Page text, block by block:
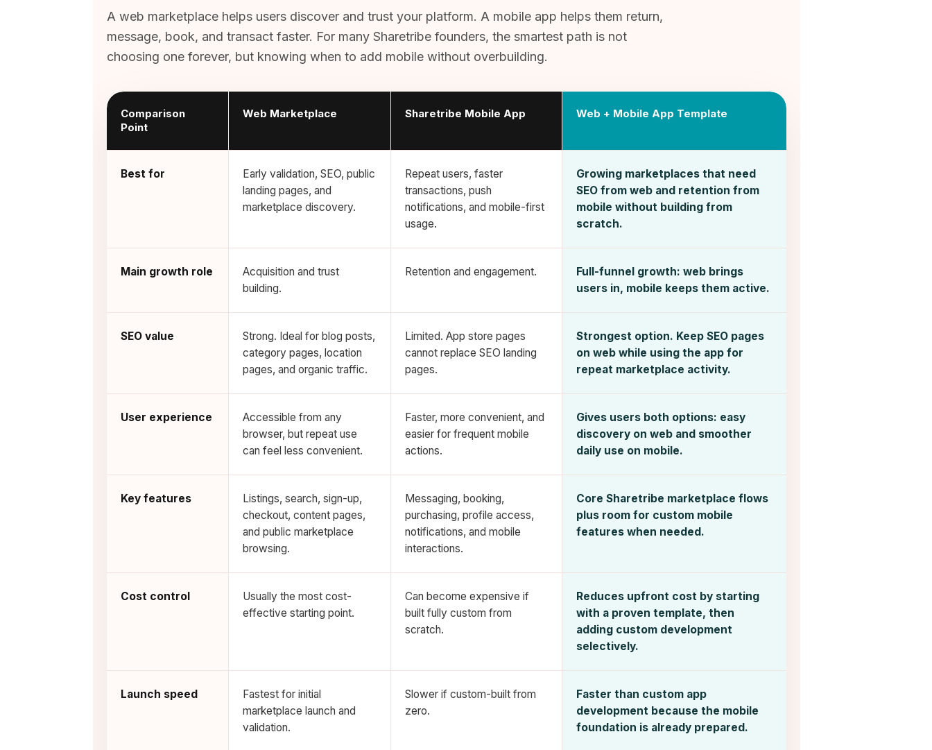
A web marketplace helps users discover and trust your platform. A mobile app helps them return,
message, book, and transact faster. For many Sharetribe founders, the smartest path is not
choosing one forever, but knowing when to add mobile without overbuilding.
Comparison
Point
Web Marketplace Sharetribe Mobile App Web + Mobile App Template
Best for
Early validation, SEO, public
landing pages, and
marketplace discovery.
Repeat users, faster
transactions, push
notifications, and mobile-first
usage.
Growing marketplaces that need
SEO from web and retention from
mobile without building from
scratch.
Main growth role
Acquisition and trust
building.
Retention and engagement.
Full-funnel growth: web brings
users in, mobile keeps them active.
SEO value
Strong. Ideal for blog posts,
category pages, location
pages, and organic traffic.
Limited. App store pages
cannot replace SEO landing
pages.
Strongest option. Keep SEO pages
on web while using the app for
repeat marketplace activity.
User experience
Accessible from any
browser, but repeat use
can feel less convenient.
Faster, more convenient, and
easier for frequent mobile
actions.
Gives users both options: easy
discovery on web and smoother
daily use on mobile.
Key features
Listings, search, sign-up,
checkout, content pages,
and public marketplace
browsing.
Messaging, booking,
purchasing, profile access,
notifications, and mobile
interactions.
Core Sharetribe marketplace flows
plus room for custom mobile
features when needed.
Cost control
Usually the most cost-
effective starting point.
Can become expensive if
built fully custom from
scratch.
Reduces upfront cost by starting
with a proven template, then
adding custom development
selectively.
Launch speed
Fastest for initial
marketplace launch and
validation.
Slower if custom-built from
zero.
Faster than custom app
development because the mobile
foundation is already prepared.